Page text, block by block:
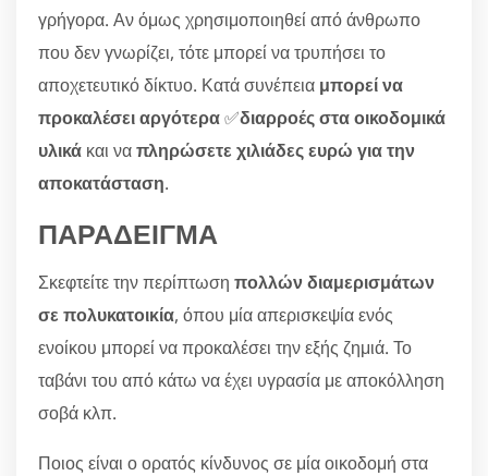
γρήγορα. Αν όμως χρησιμοποιηθεί από άνθρωπο
που δεν γνωρίζει, τότε μπορεί να τρυπήσει το
αποχετευτικό δίκτυο. Κατά συνέπεια μπορεί να
προκαλέσει αργότερα✅διαρροές στα οικοδομικά
υλικά και ναπληρώσετε χιλιάδες ευρώ για την
αποκατάσταση.
ΠΑΡΑΔΕΙΓΜΑ
Σκεφτείτε την περίπτωση πολλών διαμερισμάτων
σε πολυκατοικία, όπου μία απερισκεψία ενός
ενοίκου μπορεί να προκαλέσει την εξής ζημιά. Το
ταβάνι του από κάτω να έχει υγρασία με αποκόλληση
σοβά κλπ.
Ποιος είναι ο ορατός κίνδυνος σε μία οικοδομή στα